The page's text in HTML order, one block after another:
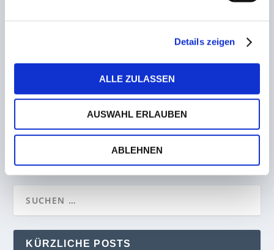
Details zeigen
ALLE ZULASSEN
AUSWAHL ERLAUBEN
ABLEHNEN
Mitgliederversammlung bei Borussia
16. November 2022
16. Januar 2023
KÜRZLICHE POSTS